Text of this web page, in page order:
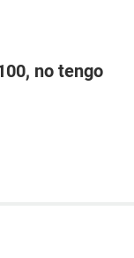
no tengo